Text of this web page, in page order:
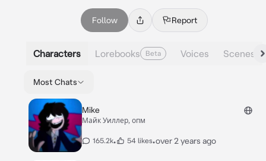
Follow Report
Characters Lorebooks Beta Voices Scenes
Most Chats
Mike
Майк Уиллер, опм
165.2k• 54 likes•over 2 years ago